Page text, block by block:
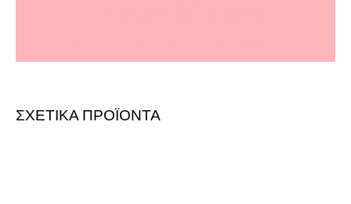
του στην οθόνη. Το τέλειο δώρο για αγαπημένα
-Δείτε την αξιολόγηση στο Google